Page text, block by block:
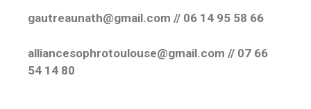
gautreaunath@gmail.com // 06 14 95 58 66
alliancesophrotoulouse@gmail.com // 07 66
54 14 80